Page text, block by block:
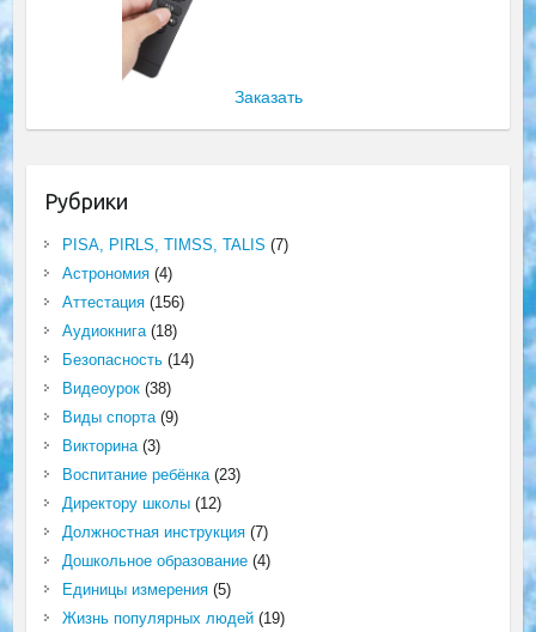
Заказать
Рубрики
PISA, PIRLS, TIMSS, TALIS (7)
Астрономия(4)
Аттестация(156)
Аудиокнига(18)
Безопасность(14)
Видеоурок(38)
Виды спорта(9)
Викторина(3)
Воспитание ребёнка(23)
Директору школы(12)
Должностная инструкция(7)
Дошкольное образование(4)
Единицы измерения(5)
Жизнь популярных людей(19)